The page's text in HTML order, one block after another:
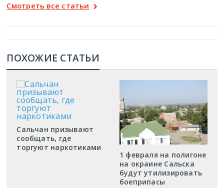
Смотреть все статьи
ПОХОЖИЕ СТАТЬИ
Сальчан призывают
сообщать, где
торгуют наркотиками
1 февраля на полигоне
на окраине Сальска
будут утилизировать
боеприпасы